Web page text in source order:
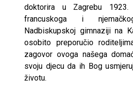
doktorira u Zagrebu
francuskoga i
Nadbiskupskoj gimnaziji na
osobito preporučio
zagovor ovoga našega
svoju djecu da ih Bog
životu.